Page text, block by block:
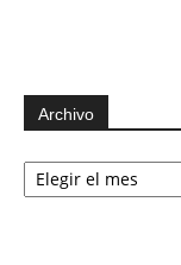
Archivo
Archivo